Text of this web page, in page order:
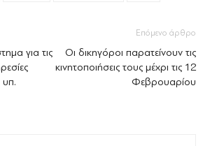
για τις
Επόμενο άρθρο
Οι δικηγόροι παρατείνουν τις
κινητοποιήσεις τους μέχρι τις 12
Φεβρουαρίου